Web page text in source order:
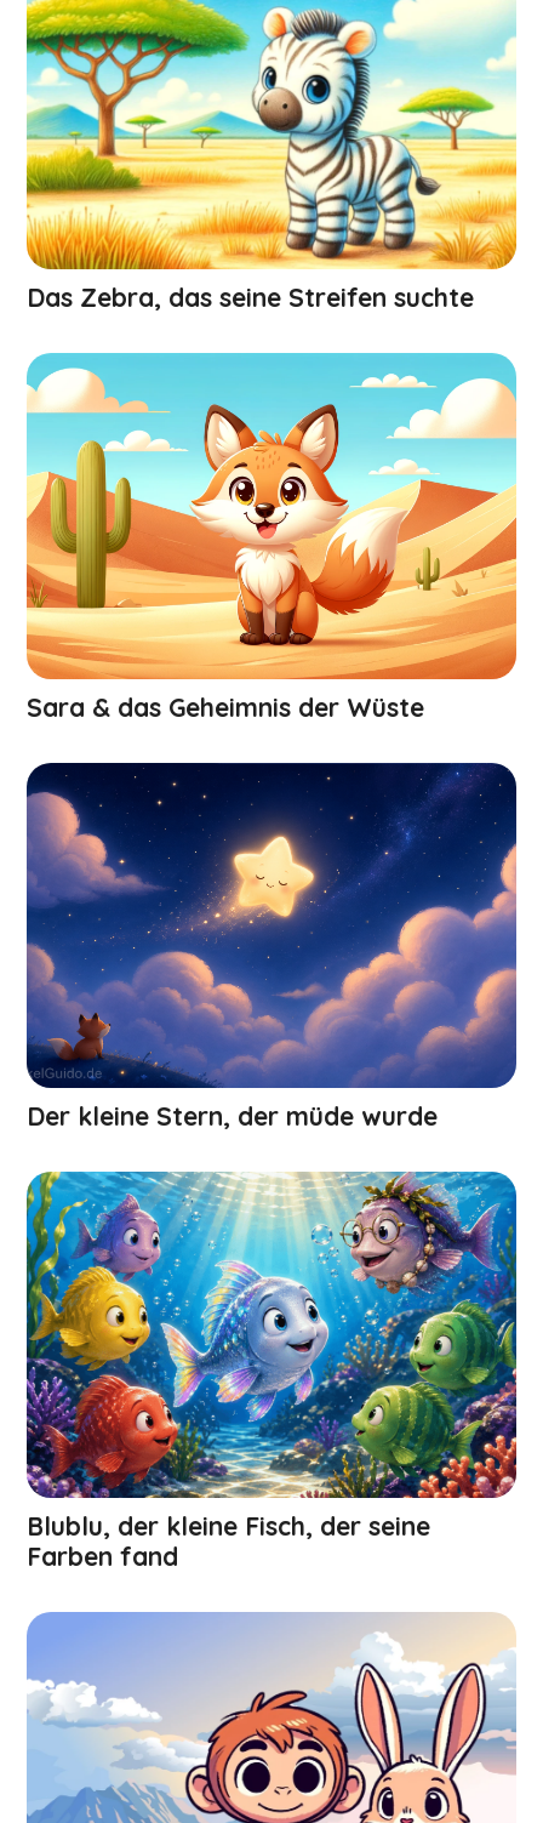
Das Zebra, das seine Streifen suchte
Sara & das Geheimnis der Wüste
Der kleine Stern, der müde wurde
Blublu, der kleine Fisch, der seine
Farben fand